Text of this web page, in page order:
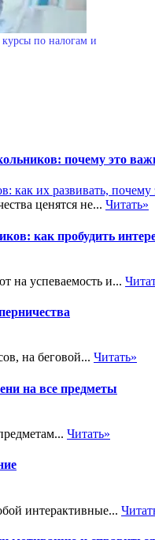
по налогам и
почему это
ценятся не... Читать»
как пробудить
на успеваемость и...
на беговой... Читать»
на все предметы
Читать»
интерактивные...